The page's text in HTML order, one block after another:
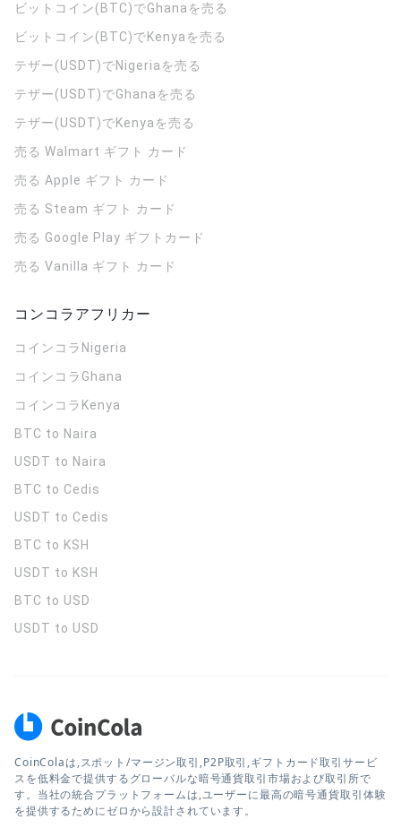
ビットコイン(BTC)でGhanaを売る
ビットコイン(BTC)でKenyaを売る
テザー(USDT)でNigeriaを売る
テザー(USDT)でGhanaを売る
テザー(USDT)でKenyaを売る
売る Walmart ギフト カード
売る Apple ギフト カード
売る Steam ギフト カード
売る Google Play ギフトカード
売る Vanilla ギフト カード
コンコラアフリカー
コインコラ Nigeria
コインコラ Ghana
コインコラ Kenya
BTC to Naira
USDT to Naira
BTC to Cedis
USDT to Cedis
BTC to KSH
USDT to KSH
BTC to USD
USDT to USD
CoinColaは,スポット/マージン取引,P2P取引,ギフトカード取引サービ
スを低料金で提供するグローバルな暗号通貨取引市場および取引所で
す。当社の統合プラットフォームは,ユーザーに最高の暗号通貨取引体験
を提供するためにゼロから設計されています。